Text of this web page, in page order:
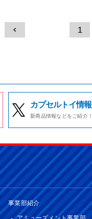
1
カプセルトイ情報
新商品情報などをご紹介！
事業部紹介